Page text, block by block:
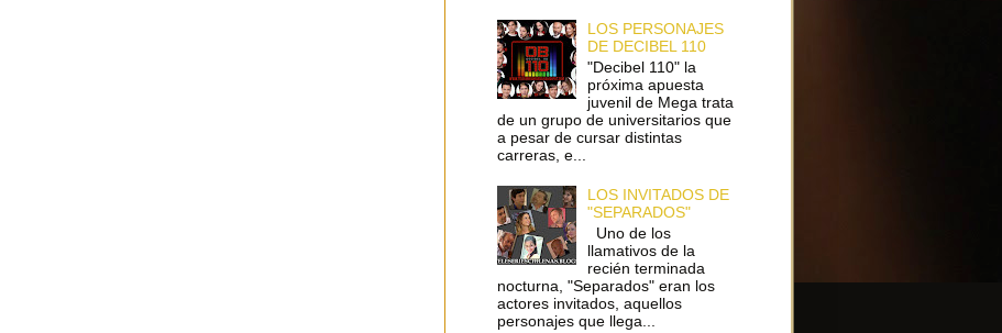
LOS PERSONAJES
DE DECIBEL 110
"Decibel 110" la
próxima apuesta
juvenil de Mega trata
de un grupo de universitarios que
a pesar de cursar distintas
carreras, e...
LOS INVITADOS DE
"SEPARADOS"
Uno de los
llamativos de la
recién terminada
nocturna, "Separados" eran los
actores invitados, aquellos
personajes que llega...